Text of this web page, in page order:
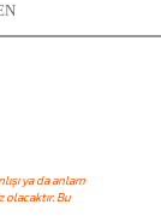
ya da anlam
Bu